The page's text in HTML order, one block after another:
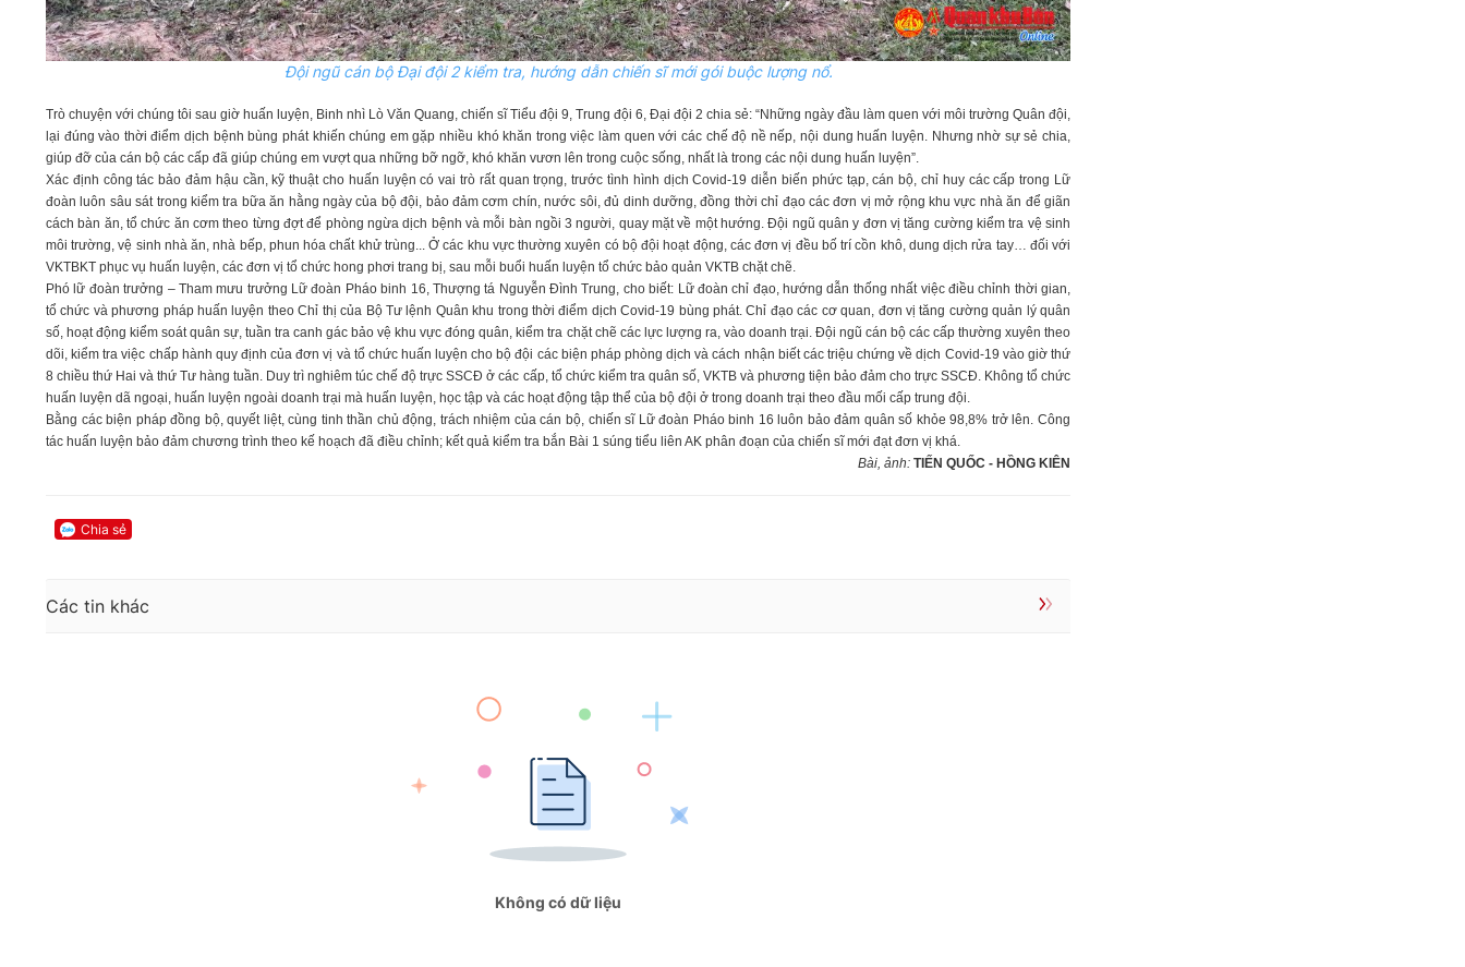
Đội ngũ cán bộ Đại đội 2 kiểm tra, hướng dẫn chiến sĩ mới gói buộc lượng nổ.
Trò chuyện với chúng tôi sau giờ huấn luyện, Binh nhì Lò Văn Quang, chiến sĩ Tiểu đội 9, Trung đội 6, Đại đội 2 chia sẻ: “Những ngày đầu làm quen với môi trường Quân đội,
lại đúng vào thời điểm dịch bệnh bùng phát khiến chúng em gặp nhiều khó khăn trong việc làm quen với các chế độ nề nếp, nội dung huấn luyện. Nhưng nhờ sự sẻ chia,
giúp đỡ của cán bộ các cấp đã giúp chúng em vượt qua những bỡ ngỡ, khó khăn vươn lên trong cuộc sống, nhất là trong các nội dung huấn luyện”.
Xác định công tác bảo đảm hậu cần, kỹ thuật cho huấn luyện có vai trò rất quan trọng, trước tình hình dịch Covid-19 diễn biến phức tạp, cán bộ, chỉ huy các cấp trong Lữ
đoàn luôn sâu sát trong kiểm tra bữa ăn hằng ngày của bộ đội, bảo đảm cơm chín, nước sôi, đủ dinh dưỡng, đồng thời chỉ đạo các đơn vị mở rộng khu vực nhà ăn để giãn
cách bàn ăn, tổ chức ăn cơm theo từng đợt để phòng ngừa dịch bệnh và mỗi bàn ngồi 3 người, quay mặt về một hướng. Đội ngũ quân y đơn vị tăng cường kiểm tra vệ sinh
môi trường, vệ sinh nhà ăn, nhà bếp, phun hóa chất khử trùng... Ở các khu vực thường xuyên có bộ đội hoạt động, các đơn vị đều bố trí cồn khô, dung dịch rửa tay… đối với
VKTBKT phục vụ huấn luyện, các đơn vị tổ chức hong phơi trang bị, sau mỗi buổi huấn luyện tổ chức bảo quản VKTB chặt chẽ.
Phó lữ đoàn trưởng – Tham mưu trưởng Lữ đoàn Pháo binh 16, Thượng tá Nguyễn Đình Trung, cho biết: Lữ đoàn chỉ đạo, hướng dẫn thống nhất việc điều chỉnh thời gian,
tổ chức và phương pháp huấn luyện theo Chỉ thị của Bộ Tư lệnh Quân khu trong thời điểm dịch Covid-19 bùng phát. Chỉ đạo các cơ quan, đơn vị tăng cường quản lý quân
số, hoạt động kiểm soát quân sự, tuần tra canh gác bảo vệ khu vực đóng quân, kiểm tra chặt chẽ các lực lượng ra, vào doanh trại. Đội ngũ cán bộ các cấp thường xuyên theo
dõi, kiểm tra việc chấp hành quy định của đơn vị và tổ chức huấn luyện cho bộ đội các biện pháp phòng dịch và cách nhận biết các triệu chứng về dịch Covid-19 vào giờ thứ
8 chiều thứ Hai và thứ Tư hàng tuần. Duy trì nghiêm túc chế độ trực SSCĐ ở các cấp, tổ chức kiểm tra quân số, VKTB và phương tiện bảo đảm cho trực SSCĐ. Không tổ chức
huấn luyện dã ngoại, huấn luyện ngoài doanh trại mà huấn luyện, học tập và các hoạt động tập thể của bộ đội ở trong doanh trại theo đầu mối cấp trung đội.
Bằng các biện pháp đồng bộ, quyết liệt, cùng tinh thần chủ động, trách nhiệm của cán bộ, chiến sĩ Lữ đoàn Pháo binh 16 luôn bảo đảm quân số khỏe 98,8% trở lên. Công
tác huấn luyện bảo đảm chương trình theo kế hoạch đã điều chỉnh; kết quả kiểm tra bắn Bài 1 súng tiểu liên AK phân đoạn của chiến sĩ mới đạt đơn vị khá.
Bài, ảnh: TIẾN QUỐC - HỒNG KIÊN
Chia sẻ
Các tin khác
Không có dữ liệu